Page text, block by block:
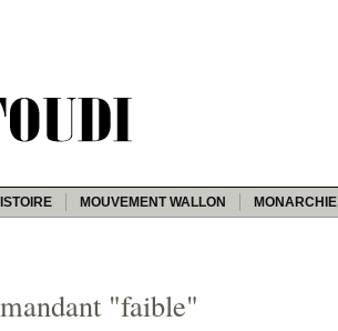
MOUVEMENT WALLON MONARCHIE
"faible"